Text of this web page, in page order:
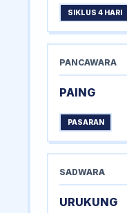
SIKLUS 4 HARI
PANCAWARA
PAING
PASARAN
SADWARA
URUKUNG